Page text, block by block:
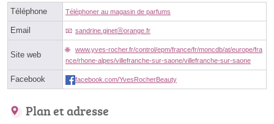
Téléphone Téléphoner au magasin de parfums
Email sandrine.ginetⓐorange.fr
Site web
www.yves-rocher.fr/control/epm/france/fr/moncdb/at/europe/fra
nce/rhone-alpes/villefranche-sur-saone/villefranche-sur-saone
Facebook facebook.com/YvesRocherBeauty
Plan et adresse